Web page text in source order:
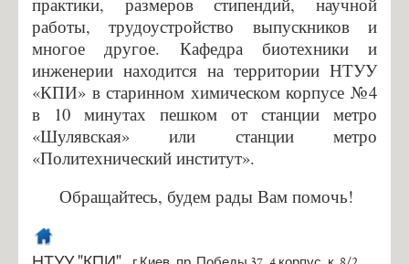
Выпускники кафедры, которые защитили кандидатские
диссертации
Конференция
Студент
Индивидуальные планы магистров
Преддипломная практика
работы, трудоустройство выпускников и
многое другое. Кафедра биотехники и
инженерии находится на территории НТУУ
«КПИ» в старинном химическом корпусе №4
в 10 минутах пешком от станции метро
«Шулявская» или станции метро
«Политехнический институт».
Обращайтесь, будем рады Вам помочь!